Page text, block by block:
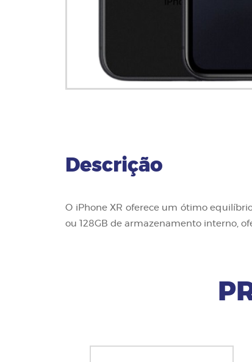
Descrição
O iPhone XR oferece um ótimo
ou 128GB de armazenamento interno,